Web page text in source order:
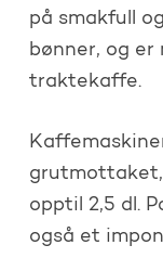
på smakfull
bønner, og er
traktekaffe.
grutmottaket,
opptil 2,5 dl.
også et